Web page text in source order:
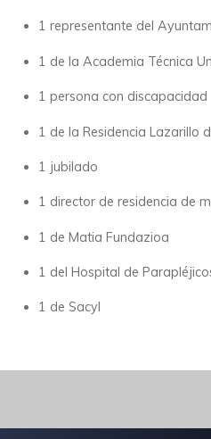
1 representante del
1 de la Academia Técnica
1 persona con discapacidad
1 de la Residencia Lazarillo
1 jubilado
1 director de residencia de
1 de Matia Fundazioa
1 del Hospital de
1 de Sacyl